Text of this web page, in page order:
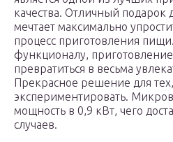
качества. Отличный подарок
мечтает максимально
процесс приготовления
функционалу,
превратиться в весьма
Прекрасное решение для
экспериментировать.
мощность в 0,9 кВт, чего
случаев.